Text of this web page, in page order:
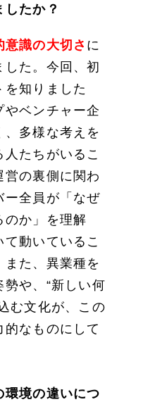
たか？
意識の大切さ に
た。今回、初
知りました
やベンチャー企
多様な考えを
たちがいるこ
営の裏側に関わ
ー全員が「なぜ
のか」を理解
て動いているこ
また、異業種を
や、“新しい何
む文化が、この
的なものにして
境の違いにつ